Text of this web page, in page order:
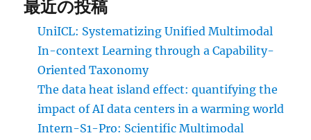
最近の投稿
UniICL: Systematizing Unified Multimodal
In-context Learning through a Capability-
Oriented Taxonomy
The data heat island effect: quantifying the
impact of AI data centers in a warming world
Intern-S1-Pro: Scientific Multimodal